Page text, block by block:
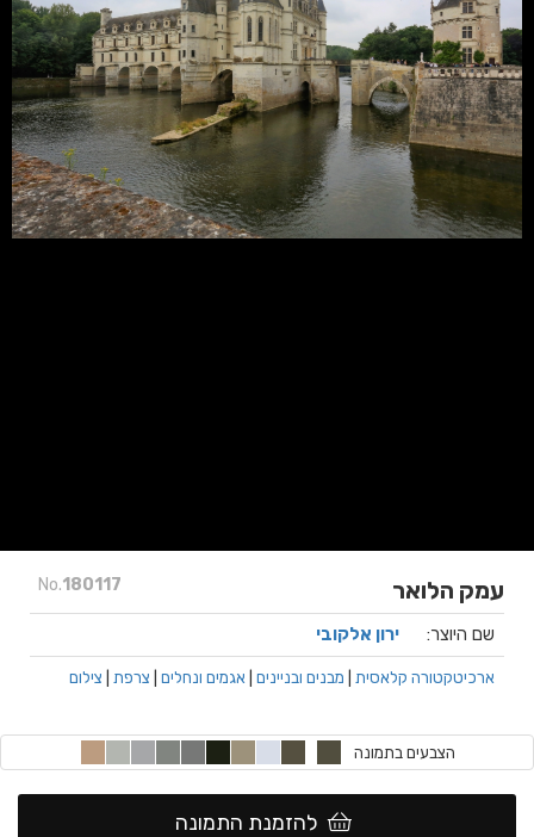
No.180117 עמק הלואר
שם היוצר: ירון אלקובי
ארכיטקטורה קלאסית מבנים ובניינים אגמים ונחלים צרפת צילום
הצבעים בתמונה
להזמנת התמונה